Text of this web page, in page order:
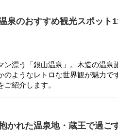
泉のおすすめ観光スポット
ン漂う「銀山温泉」。木造の温泉
のようなレトロな世界観が魅力で
紹介します。
かれた温泉地・蔵王で過ご